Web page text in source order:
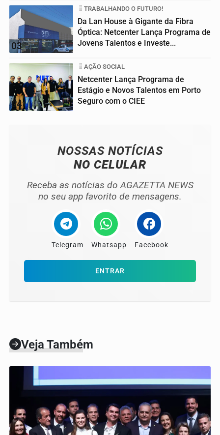
03
TRABALHANDO O FUTURO!
Da Lan House à Gigante da Fibra
Óptica: Netcenter Lança Programa de
Jovens Talentos e Investe...
04
AÇÃO SOCIAL
Netcenter Lança Programa de
Estágio e Novos Talentos em Porto
Seguro com o CIEE
NOSSAS NOTÍCIAS
NO CELULAR
Receba as notícias do AGAZETTA NEWS
no seu app favorito de mensagens.
Telegram Whatsapp Facebook
ENTRAR
Veja Também